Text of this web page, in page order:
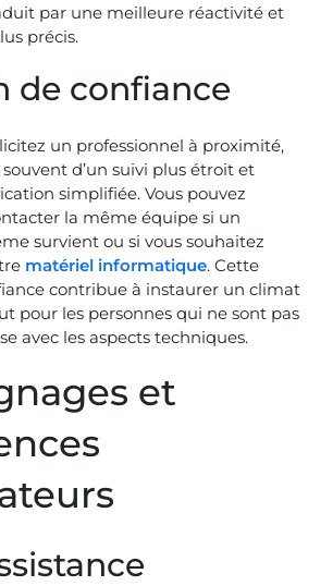
par une meilleure réactivité et
précis.
de confiance
un professionnel à proximité,
d’un suivi plus étroit et
simplifiée. Vous pouvez
la même équipe si un
survient ou si vous souhaitez
matériel informatique. Cette
contribue à instaurer un climat
pour les personnes qui ne sont pas
avec les aspects techniques.
et